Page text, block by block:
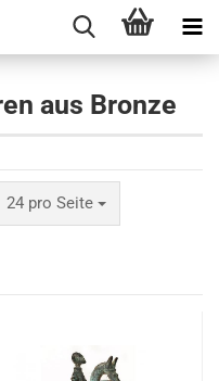
aus Bronze
24 pro Seite
pro Seite